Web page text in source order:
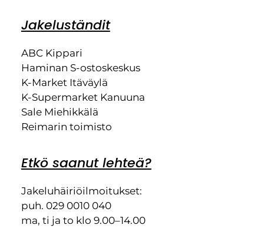
Jakeluständit
ABC Kippari
Haminan S-ostoskeskus
K-Market Itäväylä
K-Supermarket Kanuuna
Sale Miehikkälä
Reimarin toimisto
Etkö saanut lehteä?
Jakeluhäiriöilmoitukset:
puh. 029 0010 040
ma, ti ja to klo 9.00–14.00